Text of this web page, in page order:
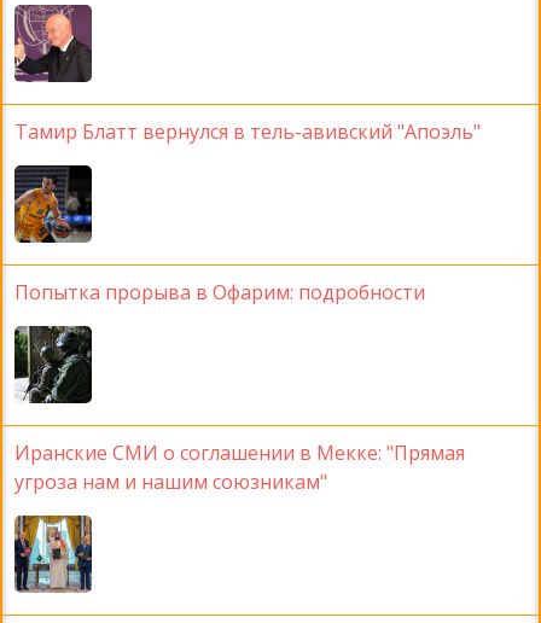
Тамир Блатт вернулся в тель-авивский "Апоэль"
Попытка прорыва в Офарим: подробности
Иранские СМИ о соглашении в Мекке: "Прямая
угроза нам и нашим союзникам"